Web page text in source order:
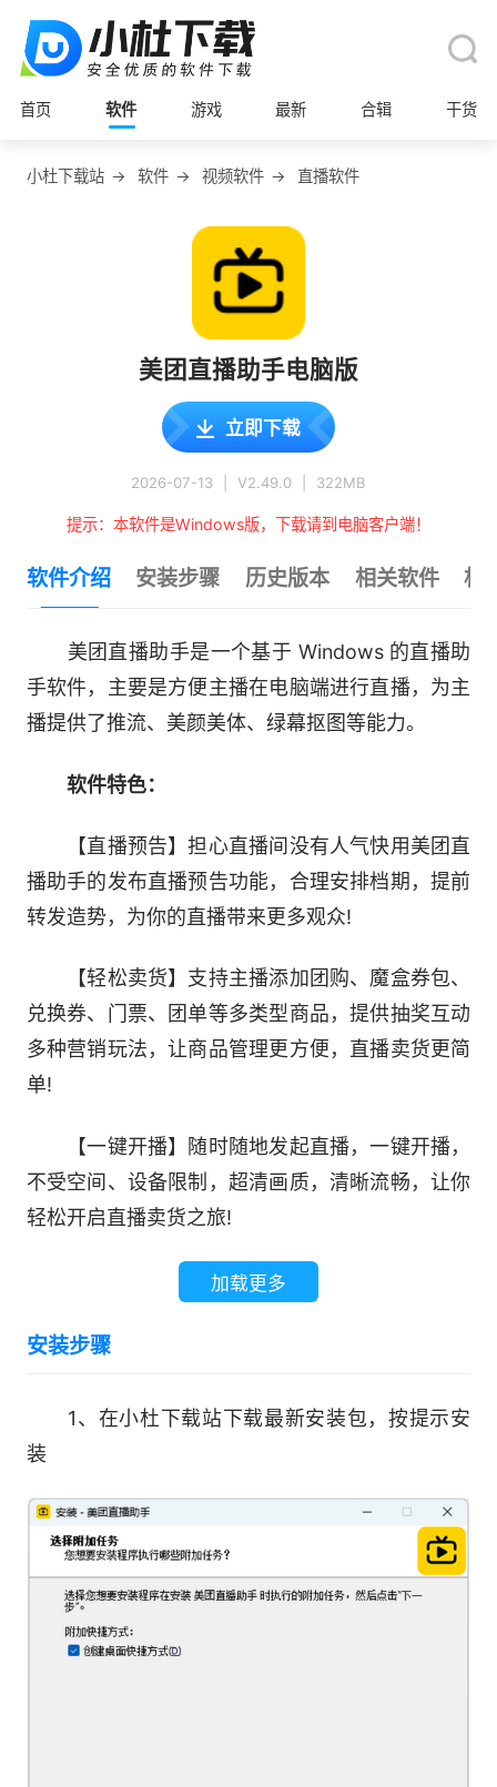
首页 软件 游戏 最新 合辑 干货
小杜下载站 → 软件 → 视频软件 → 直播软件
美团直播助手电脑版
立即下载
2026-07-13 V2.49.0 322MB
提示：本软件是Windows版，下载请到电脑客户端！
软件介绍 安装步骤 历史版本 相关软件 相
美团直播助手是一个基于 Windows 的直播助
手软件，主要是方便主播在电脑端进行直播，为主
播提供了推流、美颜美体、绿幕抠图等能力。
软件特色：
【直播预告】担心直播间没有人气快用美团直
播助手的发布直播预告功能，合理安排档期，提前
转发造势，为你的直播带来更多观众!
【轻松卖货】支持主播添加团购、魔盒券包、
兑换券、门票、团单等多类型商品，提供抽奖互动
多种营销玩法，让商品管理更方便，直播卖货更简
单!
【一键开播】随时随地发起直播，一键开播，
不受空间、设备限制，超清画质，清晰流畅，让你
轻松开启直播卖货之旅!
加载更多
安装步骤
1、在小杜下载站下载最新安装包，按提示安
装